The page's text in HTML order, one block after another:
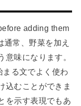
adding them
常、野菜を加え
意味になります。
る文でよく使わ
込むことができま
を示す表現でもあ